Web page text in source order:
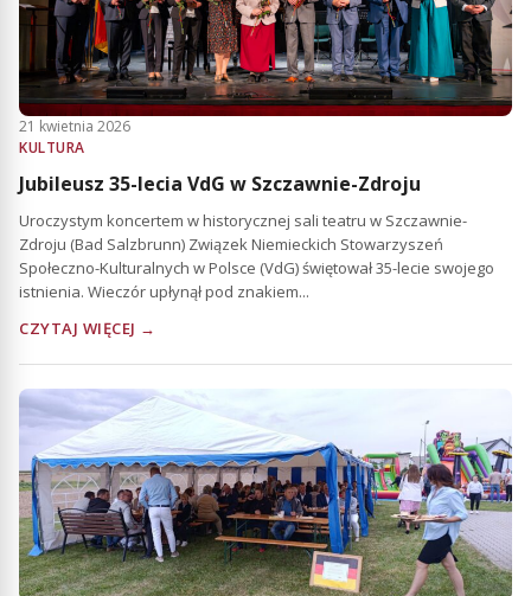
21 kwietnia 2026
KULTURA
Jubileusz 35-lecia VdG w Szczawnie-Zdroju
Uroczystym koncertem w historycznej sali teatru w Szczawnie-
Zdroju (Bad Salzbrunn) Związek Niemieckich Stowarzyszeń
Społeczno-Kulturalnych w Polsce (VdG) świętował 35-lecie swojego
istnienia. Wieczór upłynął pod znakiem...
CZYTAJ WIĘCEJ →